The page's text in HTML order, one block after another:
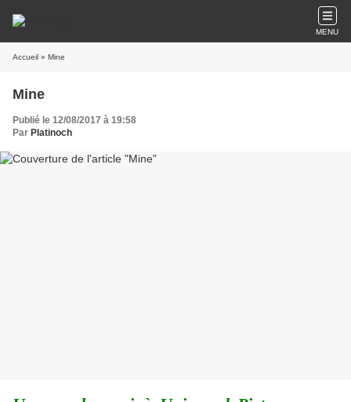
MENU
Accueil » Mine
Mine
Publié le 12/08/2017 à 19:58
Par Platinoch